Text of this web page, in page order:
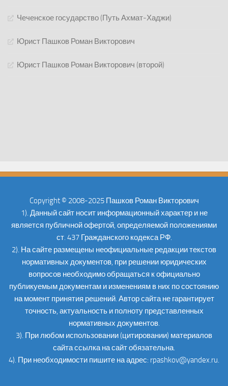
Чеченское государство (Путь Ахмат-Хаджи)
Юрист Пашков Роман Викторович
Юрист Пашков Роман Викторович (второй)
Copyright © 2008-2025 Пашков Роман Викторович
1). Данный сайт носит информационный характер и не
является публичной офертой, определяемой положениями
ст. 437 Гражданского кодекса РФ.
2). На сайте размещены неофициальные редакции текстов
нормативных документов, при решении юридических
вопросов необходимо обращаться к официально
публикуемым документам и изменениям в них по состоянию
на момент принятия решений. Автор сайта не гарантирует
точность, актуальность и полноту представленных
нормативных документов.
3). При любом использовании (цитировании) материалов
сайта ссылка на сайт обязательна.
4). При необходимости пишите на адрес: rpashkov@yandex.ru.